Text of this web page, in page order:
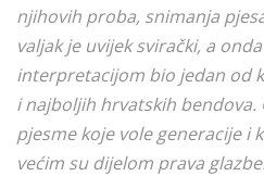
njihovih proba, snimanja
valjak je uvijek svirački, a
interpretacijom bio jedan od
i najboljih hrvatskih bendova.
pjesme koje vole generacije i
većim su dijelom prava